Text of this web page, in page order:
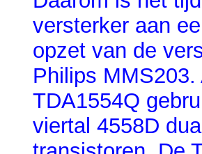
versterker aan
opzet van de
Philips
TDA1554Q
viertal 4558D